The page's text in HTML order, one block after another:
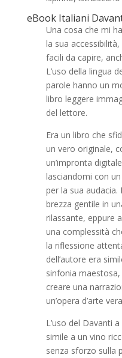
eBook Italiani
Una cosa che mi
la sua
facili da capire,
L’uso della lingua
parole hanno un
libro leggere
del lettore.
Era un libro che
un vero originale,
un’impronta
lasciandomi con
per la sua
brezza gentile in
rilassante, eppure
una complessità
la riflessione
dell’autore era
sinfonia
creare una
un’opera d’arte
L’uso del Davanti
simile a un vino
senza sforzo sulla